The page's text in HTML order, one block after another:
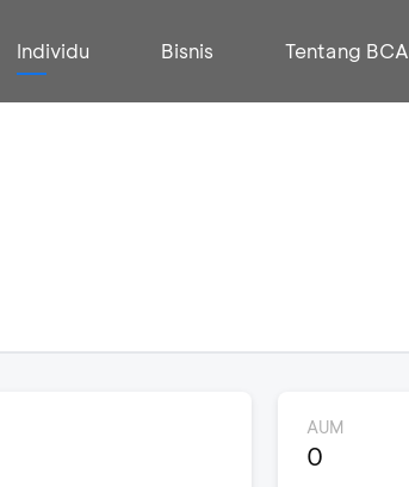
Individu Bisnis Tentang BCA
AUM
0